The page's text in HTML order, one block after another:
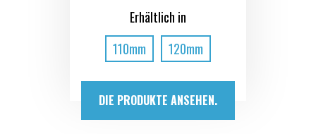
Erhältlich in
110mm
120mm
DIE PRODUKTE ANSEHEN.